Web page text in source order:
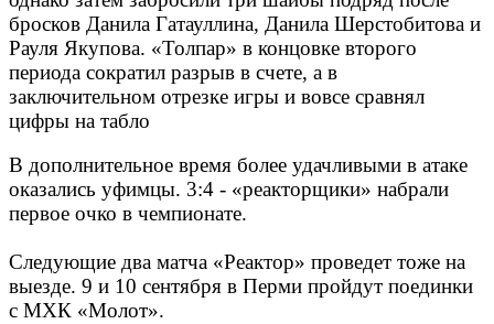
бросков Данила Гатауллина, Данила Шерстобитова и
Рауля Якупова. «Толпар» в концовке второго
периода сократил разрыв в счете, а в
заключительном отрезке игры и вовсе сравнял
цифры на табло
В дополнительное время более удачливыми в атаке
оказались уфимцы. 3:4 - «реакторщики» набрали
первое очко в чемпионате.
Следующие два матча «Реактор» проведет тоже на
выезде. 9 и 10 сентября в Перми пройдут поединки
с МХК «Молот».